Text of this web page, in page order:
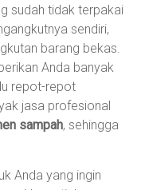
sudah tidak terpakai
sendiri,
barang bekas.
Anda banyak
repot-repot
jasa profesional
sampah, sehingga
Anda yang ingin